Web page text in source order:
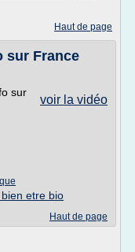
Haut de page
sur France
voir la vidéo
sur
etre bio
Haut de page